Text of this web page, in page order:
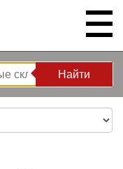
Найти
Найти